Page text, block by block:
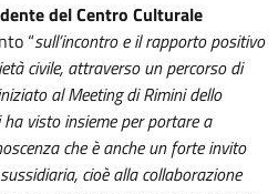
del Centro Culturale
“sull’incontro e il rapporto positivo
civile, attraverso un percorso di
al Meeting di Rimini dello
visto insieme per portare a
che è anche un forte invito
cioè alla collaborazione